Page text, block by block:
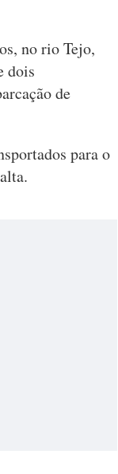
no rio Tejo,
dois
de
para o